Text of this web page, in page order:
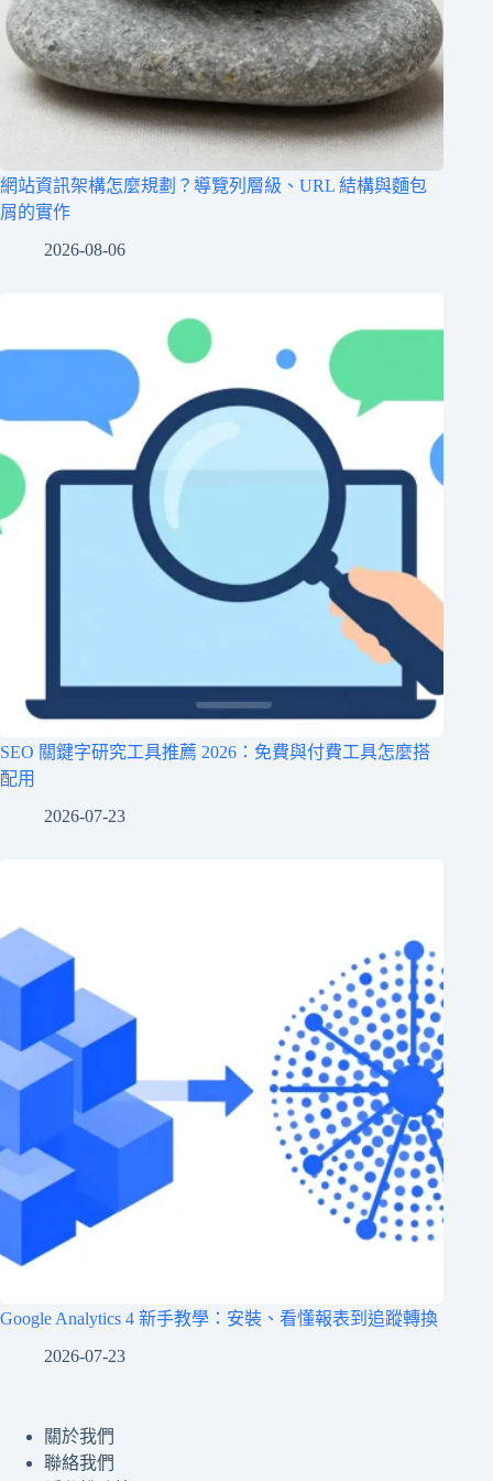
網站資訊架構怎麼規劃？導覽列層級、URL 結構與麵包
屑的實作
2026-08-06
SEO 關鍵字研究工具推薦 2026：免費與付費工具怎麼搭
配用
2026-07-23
Google Analytics 4 新手教學：安裝、看懂報表到追蹤轉換
2026-07-23
關於我們
聯絡我們